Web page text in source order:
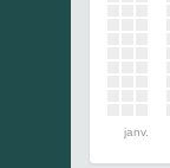
janv.